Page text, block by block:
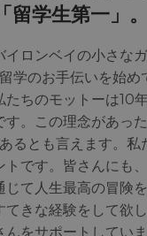
学生第一」。
ロンベイの小さな
のお手伝いを始め
たちのモットーは10
す。この理念があっ
とも言えます。私
です。皆さんにも
じて人生最高の冒険
てきな経験をして欲
をサポートしていま